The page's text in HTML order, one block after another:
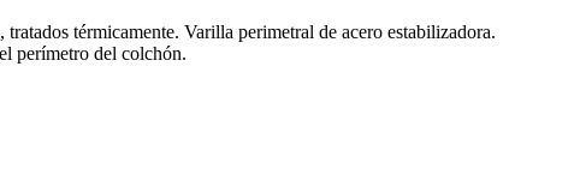
térmicamente. Varilla perimetral de acero estabilizadora.
perímetro del colchón.